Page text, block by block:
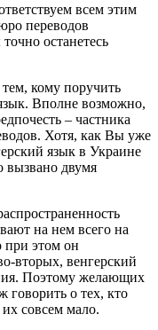
всем этим
переводов
останетесь
кому поручить
Вполне возможно,
– частника
Хотя, как Вы уже
язык в Украине
вызвано двумя
на нем всего на
при этом он
вторых, венгерский
Поэтому желающих
говорить о тех, кто
совсем мало.